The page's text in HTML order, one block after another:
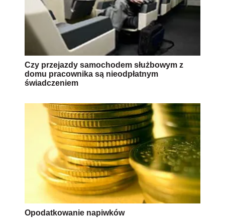
Czy przejazdy samochodem służbowym z
domu pracownika są nieodpłatnym
świadczeniem
Opodatkowanie napiwków